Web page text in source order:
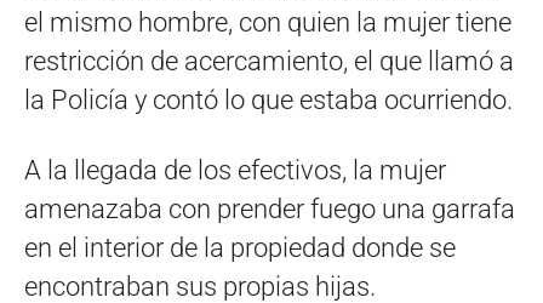
el mismo hombre, con quien la mujer tiene
restricción de acercamiento, el que llamó a
la Policía y contó lo que estaba ocurriendo.
A la llegada de los efectivos, la mujer
amenazaba con prender fuego una garrafa
en el interior de la propiedad donde se
encontraban sus propias hijas.